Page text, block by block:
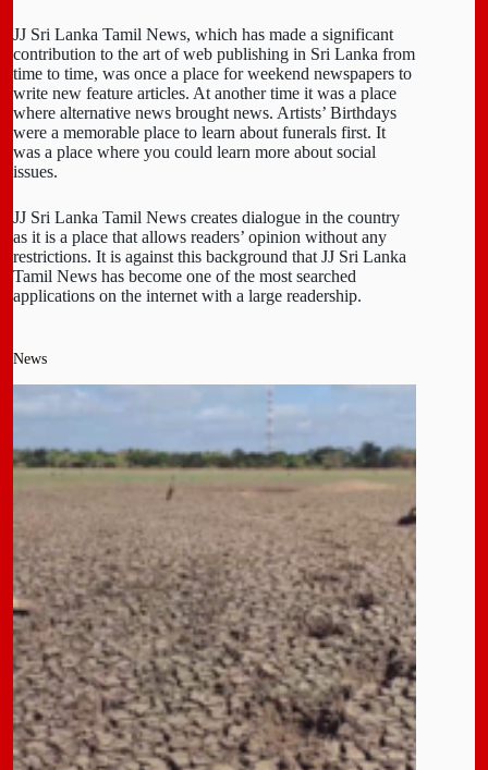
JJ Sri Lanka Tamil News, which has made a significant
contribution to the art of web publishing in Sri Lanka from
time to time, was once a place for weekend newspapers to
write new feature articles. At another time it was a place
where alternative news brought news. Artists’ Birthdays
were a memorable place to learn about funerals first. It
was a place where you could learn more about social
issues.
JJ Sri Lanka Tamil News creates dialogue in the country
as it is a place that allows readers’ opinion without any
restrictions. It is against this background that JJ Sri Lanka
Tamil News has become one of the most searched
applications on the internet with a large readership.
News